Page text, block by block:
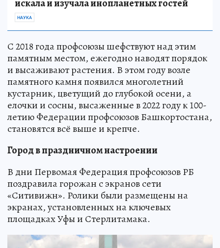
искала и изучала инопланетных гостей
НАУКА
С 2018 года профсоюзы шефствуют над этим
памятным местом, ежегодно наводят порядок
и высаживают растения. В этом году возле
памятного камня появился многолетний
кустарник, цветущий до глубокой осени, а
елочки и сосны, высаженные в 2022 году к 100-
летию Федерации профсоюзов Башкортостана,
становятся всё выше и крепче.
Город в праздничном настроении
В дни Первомая Федерация профсоюзов РБ
поздравила горожан с экранов сети
«Ситивижн». Ролики были размещены на
экранах, установленных на ключевых
площадках Уфы и Стерлитамака.